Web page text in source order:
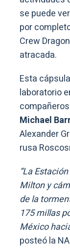
se puede
por
Crew
atracada.
Esta
laboratorio
Michael
Alexander
rusa
“La
Milton y
de la
175 millas
México
posteó la